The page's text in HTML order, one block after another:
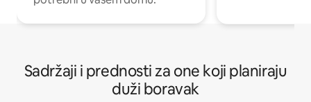
Sadržaji i prednosti za one koji planiraju
duži boravak